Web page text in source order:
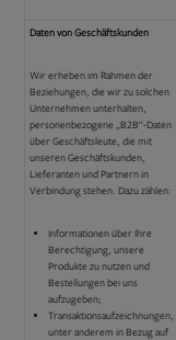
Daten von Geschäftskunden
Wir erheben im Rahmen der
Beziehungen, die wir zu solchen
Unternehmen unterhalten,
personenbezogene „B2B“-Daten
über Geschäftsleute, die mit
unseren Geschäftskunden,
Lieferanten und Partnern in
Verbindung stehen. Dazu zählen:
Informationen über Ihre
Berechtigung, unsere
Produkte zu nutzen und
Bestellungen bei uns
aufzugeben;
Transaktionsaufzeichnungen,
unter anderem in Bezug auf